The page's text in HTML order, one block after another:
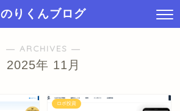
のりくんブログ
― ARCHIVES ―
2025年 11月
ロボ投資